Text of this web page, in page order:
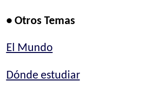
• Otros Temas
El Mundo
Dónde estudiar